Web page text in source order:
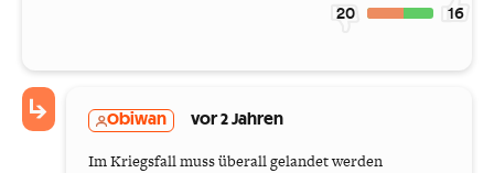
20 16
Obiwan vor 2 Jahren
Im Kriegsfall muss überall gelandet werden